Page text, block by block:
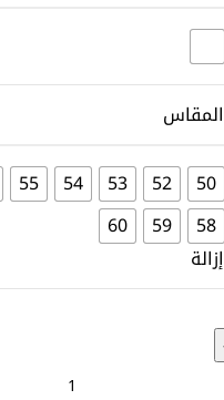
المقاس
50
52
53
54
55
58
59
60
إزالة